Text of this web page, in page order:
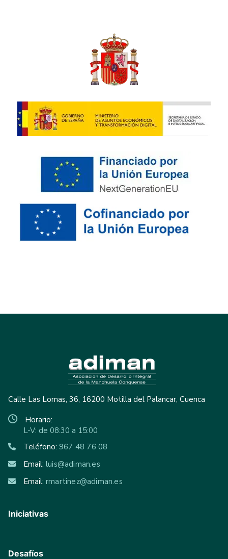
Calle Las Lomas, 36, 16200 Motilla del Palancar, Cuenca
Horario:
L-V: de 08:30 a 15:00
Teléfono: 967 48 76 08
Email: luis@adiman.es
Email: rmartinez@adiman.es
Iniciativas
Desafíos